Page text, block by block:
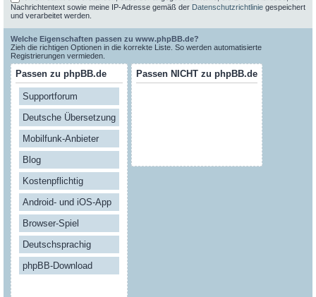
Nachrichtentext sowie meine IP-Adresse gemäß der Datenschutzrichtlinie gespeichert
und verarbeitet werden.
Welche Eigenschaften passen zu www.phpBB.de?
Zieh die richtigen Optionen in die korrekte Liste. So werden automatisierte
Registrierungen vermieden.
Passen zu phpBB.de
Supportforum
Deutsche Übersetzung
Mobilfunk-Anbieter
Blog
Kostenpflichtig
Android- und iOS-App
Browser-Spiel
Deutschsprachig
phpBB-Download
Passen NICHT zu phpBB.de